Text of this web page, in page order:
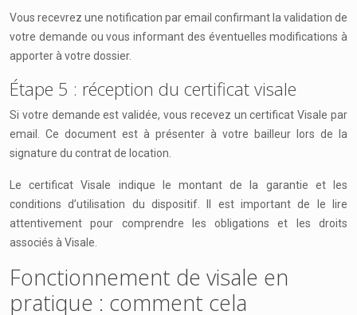
Vous recevrez une notification par email confirmant la validation de
votre demande ou vous informant des éventuelles modifications à
apporter à votre dossier.
Étape 5 : réception du certificat visale
Si votre demande est validée, vous recevez un certificat Visale par
email. Ce document est à présenter à votre bailleur lors de la
signature du contrat de location.
Le certificat Visale indique le montant de la garantie et les
conditions d’utilisation du dispositif. Il est important de le lire
attentivement pour comprendre les obligations et les droits
associés à Visale.
Fonctionnement de visale en
pratique : comment cela